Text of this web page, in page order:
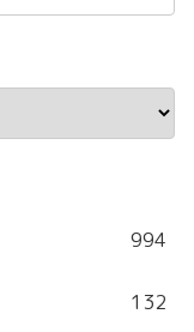
994
132